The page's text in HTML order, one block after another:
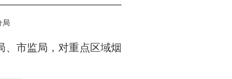
局
、市监局，对重点区域烟